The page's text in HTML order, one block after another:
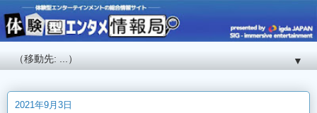
▼
2021年9月3日